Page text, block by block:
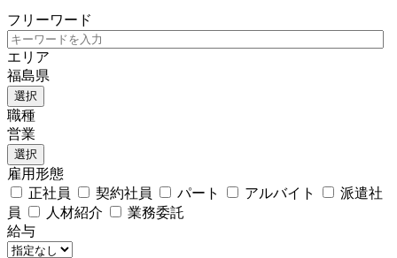
フリーワード
エリア
福島県
選択
職種
営業
選択
雇用形態
正社員
契約社員 パート アルバイト
派遣社
員
人材紹介
業務委託
給与